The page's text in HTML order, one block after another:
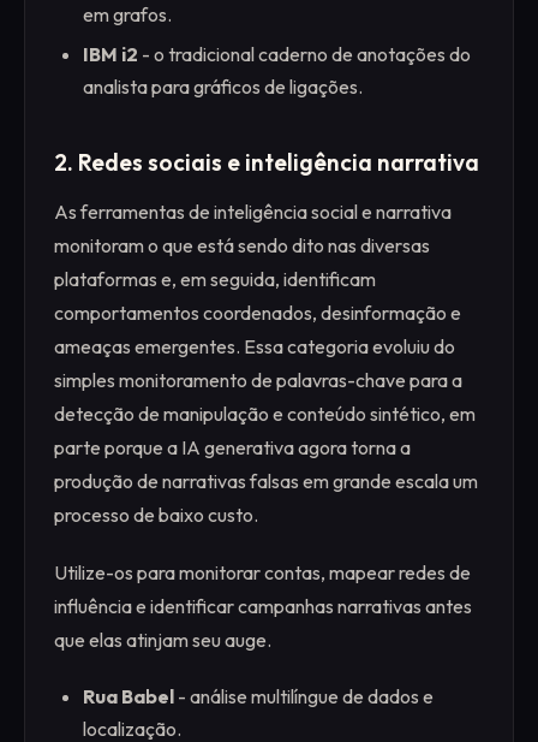
em grafos.
IBM i2 - o tradicional caderno de anotações do
analista para gráficos de ligações.
2. Redes sociais e inteligência narrativa
As ferramentas de inteligência social e narrativa
monitoram o que está sendo dito nas diversas
plataformas e, em seguida, identificam
comportamentos coordenados, desinformação e
ameaças emergentes. Essa categoria evoluiu do
simples monitoramento de palavras-chave para a
detecção de manipulação e conteúdo sintético, em
parte porque a IA generativa agora torna a
produção de narrativas falsas em grande escala um
processo de baixo custo.
Utilize-os para monitorar contas, mapear redes de
influência e identificar campanhas narrativas antes
que elas atinjam seu auge.
Rua Babel - análise multilíngue de dados e
localização.